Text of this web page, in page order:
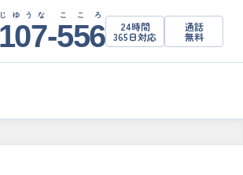
じゆうな
-556
こころ
24時間
365日対応
通話
無料